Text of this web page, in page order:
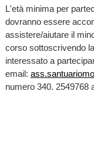
L'età minima per
dovranno essere
assistere/aiutare il
corso sottoscrivendo
interessato a
email:
numero 340. 2549768